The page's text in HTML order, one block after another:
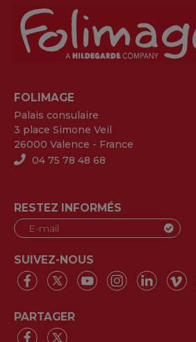
FOLIMAGE
Palais consulaire
3 place Simone Veil
26000 Valence - France
04 75 78 48 68
RESTEZ INFORMÉS
SUIVEZ-NOUS
PARTAGER